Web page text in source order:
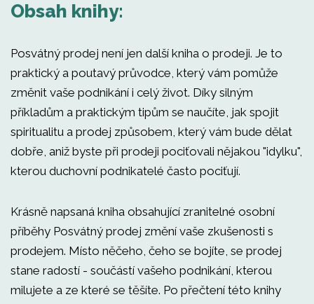
Obsah knihy:
Posvátný prodej není jen další kniha o prodeji. Je to
praktický a poutavý průvodce, který vám pomůže
změnit vaše podnikání i celý život. Díky silným
příkladům a praktickým tipům se naučíte, jak spojit
spiritualitu a prodej způsobem, který vám bude dělat
dobře, aniž byste při prodeji pociťovali nějakou "idylku",
kterou duchovní podnikatelé často pociťují.
Krásně napsaná kniha obsahující zranitelné osobní
příběhy Posvátný prodej změní vaše zkušenosti s
prodejem. Místo něčeho, čeho se bojíte, se prodej
stane radostí - součástí vašeho podnikání, kterou
milujete a ze které se těšíte. Po přečtení této knihy